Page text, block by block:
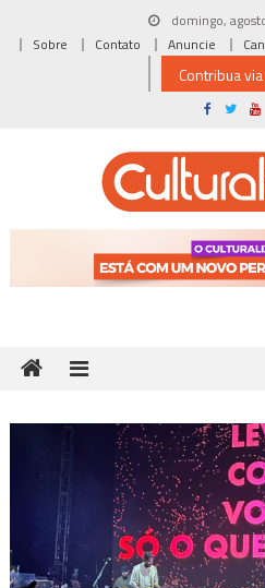
domingo,
Sobre
Contato Anuncie
Contribua